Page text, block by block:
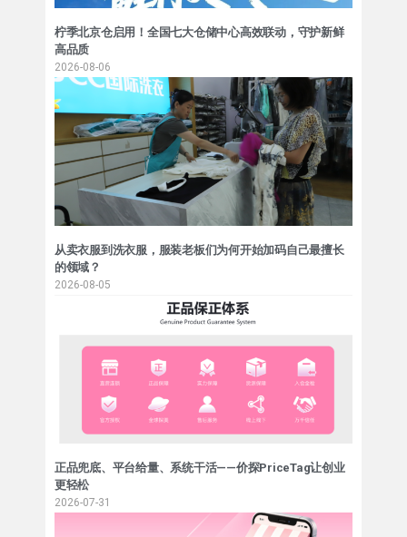
柠季北京仓启用！全国七大仓储中心高效联动，守护新鲜
高品质
2026-08-06
从卖衣服到洗衣服，服装老板们为何开始加码自己最擅长
的领域？
2026-08-05
正品兜底、平台给量、系统干活——价探PriceTag让创业
更轻松
2026-07-31